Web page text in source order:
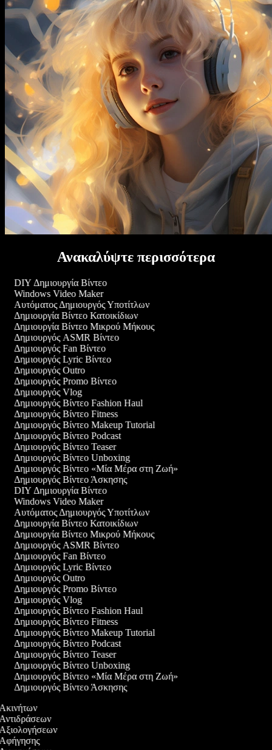
Ανακαλύψτε περισσότερα
DIY Δημιουργία Βίντεο
Windows Video Maker
Αυτόματος Δημιουργός Υποτίτλων
Δημιουργία Βίντεο Κατοικίδιων
Δημιουργία Βίντεο Μικρού Μήκους
Δημιουργός ASMR Βίντεο
Δημιουργός Fan Βίντεο
Δημιουργός Lyric Βίντεο
Δημιουργός Outro
Δημιουργός Promo Βίντεο
Δημιουργός Vlog
Δημιουργός Βίντεο Fashion Haul
Δημιουργός Βίντεο Fitness
Δημιουργός Βίντεο Makeup Tutorial
Δημιουργός Βίντεο Podcast
Δημιουργός Βίντεο Teaser
Δημιουργός Βίντεο Unboxing
Δημιουργός Βίντεο «Μία Μέρα στη Ζωή»
Δημιουργός Βίντεο Άσκησης
DIY Δημιουργία Βίντεο
Windows Video Maker
Αυτόματος Δημιουργός Υποτίτλων
Δημιουργία Βίντεο Κατοικίδιων
Δημιουργία Βίντεο Μικρού Μήκους
Δημιουργός ASMR Βίντεο
Δημιουργός Fan Βίντεο
Δημιουργός Lyric Βίντεο
Δημιουργός Outro
Δημιουργός Promo Βίντεο
Δημιουργός Vlog
Δημιουργός Βίντεο Fashion Haul
Δημιουργός Βίντεο Fitness
Δημιουργός Βίντεο Makeup Tutorial
Δημιουργός Βίντεο Podcast
Δημιουργός Βίντεο Teaser
Δημιουργός Βίντεο Unboxing
Δημιουργός Βίντεο «Μία Μέρα στη Ζωή»
Δημιουργός Βίντεο Άσκησης
Αξιολογήσεων
Αφήγησης